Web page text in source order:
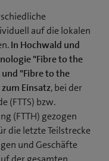
auf die lokalen
In Hochwald und
"Fibre to the
und "Fibre to the
zum Einsatz, bei der
(FTTS) bzw.
(FTTH) gezogen
die letzte Teilstrecke
und Geschäfte